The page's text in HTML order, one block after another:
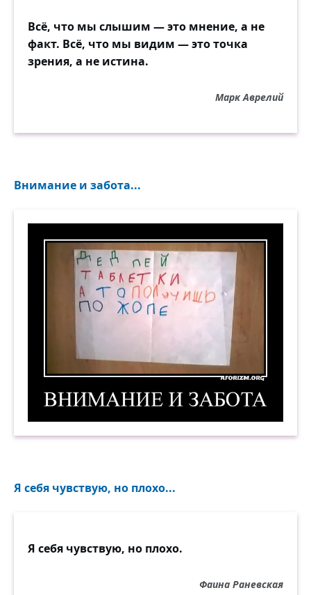
Всё, что мы слышим — это мнение, а не
факт. Всё, что мы видим — это точка
зрения, а не истина.
Марк Аврелий
Внимание и забота...
Я себя чувствую, но плохо...
Я себя чувствую, но плохо.
Фаина Раневская